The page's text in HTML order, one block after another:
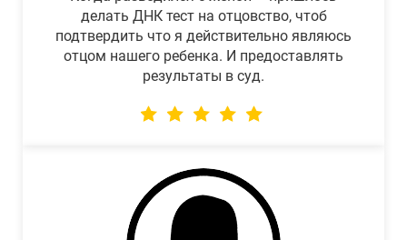
делать ДНК тест на отцовство, чтоб
подтвердить что я действительно являюсь
отцом нашего ребенка. И предоставлять
результаты в суд.